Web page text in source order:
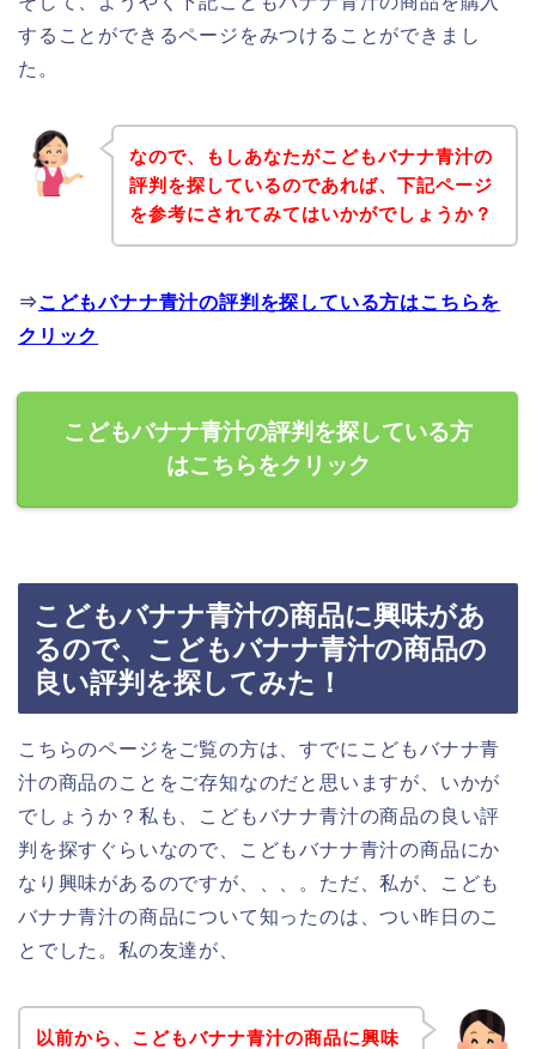
することができるページをみつけることができまし
た。
なので、もしあなたがこどもバナナ青汁の
評判を探しているのであれば、下記ページ
を参考にされてみてはいかがでしょうか？
⇒ こどもバナナ青汁の評判を探している方はこちらを
クリック
こどもバナナ青汁の評判を探している方
はこちらをクリック
こどもバナナ青汁の商品に興味があ
るので、こどもバナナ青汁の商品の
良い評判を探してみた！
こちらのページをご覧の方は、すでにこどもバナナ青
汁の商品のことをご存知なのだと思いますが、いかが
でしょうか？私も、こどもバナナ青汁の商品の良い評
判を探すぐらいなので、こどもバナナ青汁の商品にか
なり興味があるのですが、、、。ただ、私が、こども
バナナ青汁の商品について知ったのは、つい昨日のこ
とでした。私の友達が、
以前から、こどもバナナ青汁の商品に興味